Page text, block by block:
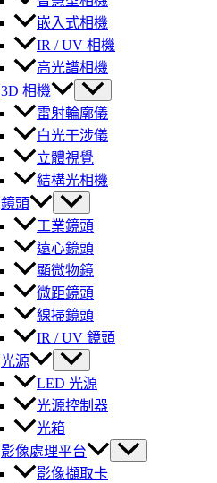
嵌入式相機
IR / UV 相機
高光譜相機
3D 相機
雷射輪廓儀
白光干涉儀
立體視覺
結構光相機
鏡頭
工業鏡頭
遠心鏡頭
顯微物鏡
微距鏡頭
線掃鏡頭
IR / UV 鏡頭
光源
LED 光源
光源控制器
光箱
影像處理平台
影像擷取卡